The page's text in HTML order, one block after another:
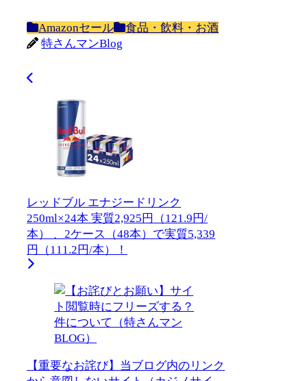
Amazonセール
食品・飲料・お酒
特さんマンBlog
レッドブル エナジードリンク
250ml×24本 実質2,925円（121.9円/
本） 、2ケース（48本）で実質5,339
円（111.2円/本）！
【重要なお詫び】当ブログ内のリンク